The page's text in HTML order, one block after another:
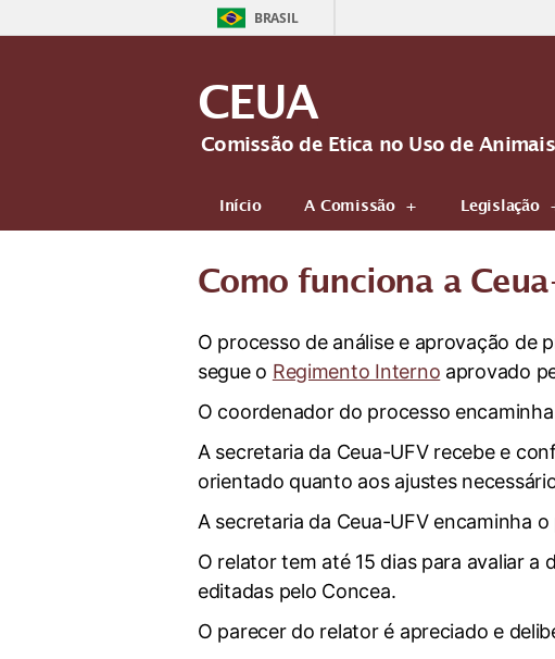
BRASIL
CEUA
Comissão de Etica no Uso de
Início A Comissão Legislação
Como funciona a
O processo de análise e aprovação de
segue o Regimento Interno aprovado
O coordenador do processo
A secretaria da Ceua-UFV recebe e
orientado quanto aos ajustes
A secretaria da Ceua-UFV encaminha
O relator tem até 15 dias para avaliar a
editadas pelo Concea.
O parecer do relator é apreciado e